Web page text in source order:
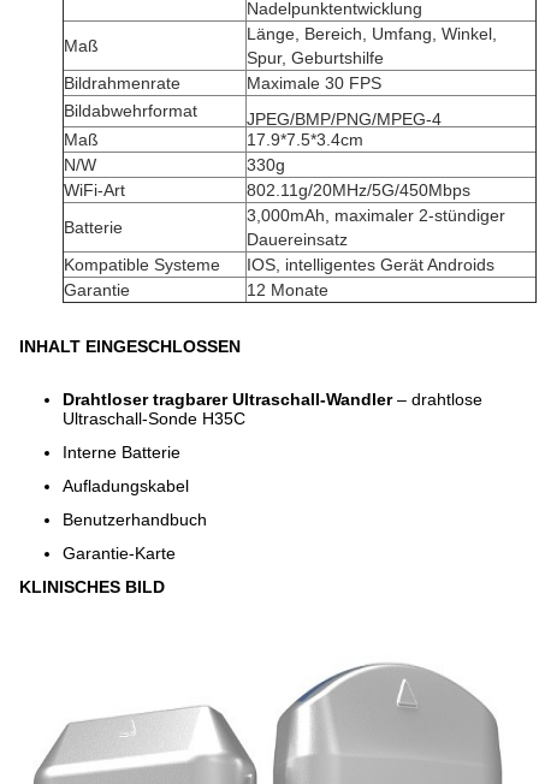
Nadelpunktentwicklung
Maß
Länge, Bereich, Umfang, Winkel,
Spur, Geburtshilfe
Bildrahmenrate
Maximale 30 FPS
Bildabwehrformat
JPEG/BMP/PNG/MPEG-4
Maß
17.9*7.5*3.4cm
N/W
330g
WiFi-Art
802.11g/20MHz/5G/450Mbps
Batterie
3,000mAh, maximaler 2-stündiger
Dauereinsatz
Kompatible Systeme
IOS, intelligentes Gerät Androids
Garantie
12 Monate
INHALT EINGESCHLOSSEN
Drahtloser tragbarer Ultraschall-Wandler– drahtlose
Ultraschall-Sonde H35C
Interne Batterie
Aufladungskabel
Benutzerhandbuch
Garantie-Karte
KLINISCHES BILD